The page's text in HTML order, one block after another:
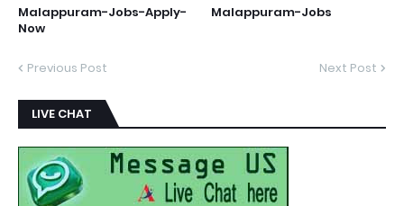
Malappuram-Jobs-Apply-
Now
Malappuram-Jobs
Previous Post Next Post
LIVE CHAT